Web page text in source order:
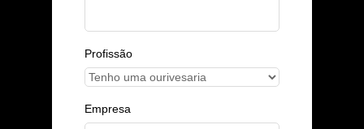
Profissão
Empresa